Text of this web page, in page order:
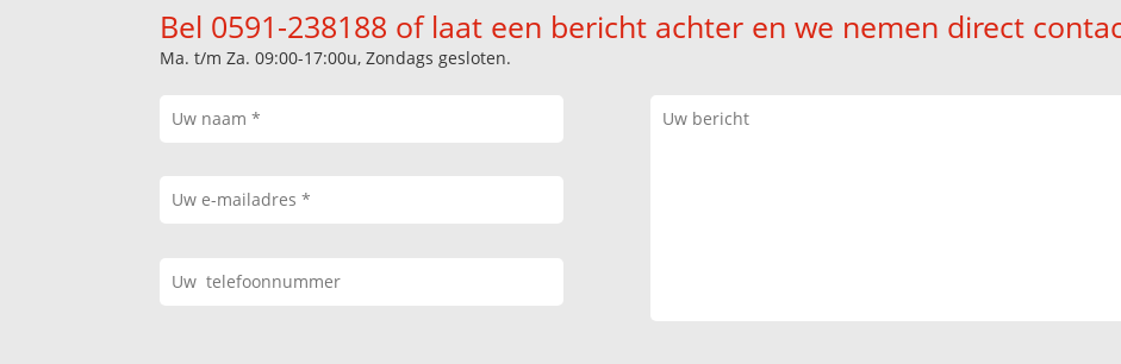
Bel 0591-238188 of laat een bericht achter en we nemen direct
Ma. t/m Za. 09:00-17:00u, Zondags gesloten.